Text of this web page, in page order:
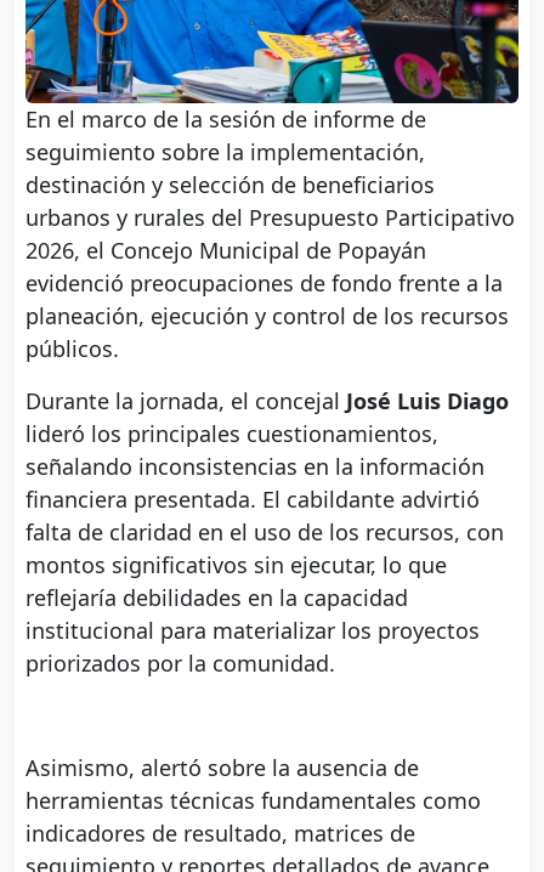
En el marco de la sesión de informe de
seguimiento sobre la implementación,
destinación y selección de beneficiarios
urbanos y rurales del Presupuesto Participativo
2026, el Concejo Municipal de Popayán
evidenció preocupaciones de fondo frente a la
planeación, ejecución y control de los recursos
públicos.
Durante la jornada, el concejal José Luis Diago
lideró los principales cuestionamientos,
señalando inconsistencias en la información
financiera presentada. El cabildante advirtió
falta de claridad en el uso de los recursos, con
montos significativos sin ejecutar, lo que
reflejaría debilidades en la capacidad
institucional para materializar los proyectos
priorizados por la comunidad.
Asimismo, alertó sobre la ausencia de
herramientas técnicas fundamentales como
indicadores de resultado, matrices de
seguimiento y reportes detallados de avance